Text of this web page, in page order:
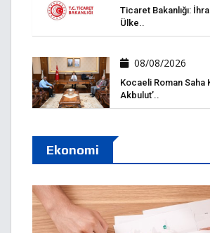
Ticaret Bakanlığı:
Ülke..
08/08/2026
Kocaeli Roman Saha
Akbulut’..
Ekonomi